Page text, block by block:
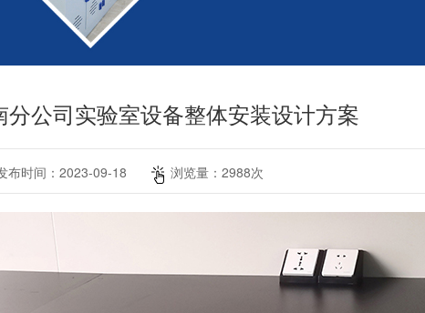
分公司实验室设备整体安装设计方案
布时间： 2023-09-18 浏览量： 2988次